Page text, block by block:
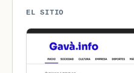
EL SITIO